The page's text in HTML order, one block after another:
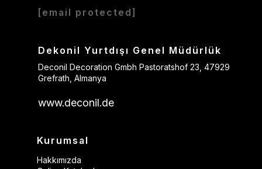
[email protected]
Dekonil Yurtdışı Genel Müdürlük
Deconil Decoration Gmbh Pastoratshof 23, 47929
Grefrath, Almanya
www.deconil.de
Kurumsal
Hakkımızda